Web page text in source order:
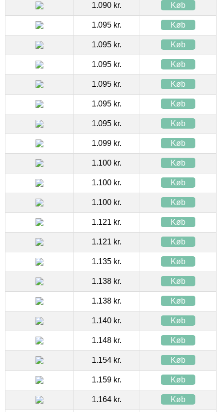
1.090 kr. Køb
1.095 kr. Køb
1.095 kr. Køb
1.095 kr. Køb
1.095 kr. Køb
1.095 kr. Køb
1.095 kr. Køb
1.099 kr. Køb
1.100 kr. Køb
1.100 kr. Køb
1.100 kr. Køb
1.121 kr. Køb
1.121 kr. Køb
1.135 kr. Køb
1.138 kr. Køb
1.138 kr. Køb
1.140 kr. Køb
1.148 kr. Køb
1.154 kr. Køb
1.159 kr. Køb
1.164 kr. Køb